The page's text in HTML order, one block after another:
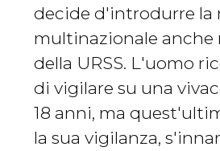
decide d'introdurre la
multinazionale anche
della URSS. L'uomo
di vigilare su una
18 anni, ma
la sua vigilanza,